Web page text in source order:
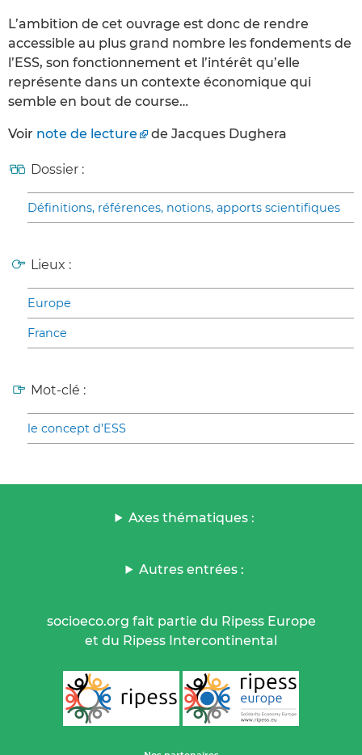
L’ambition de cet ouvrage est donc de rendre
accessible au plus grand nombre les fondements de
l’ESS, son fonctionnement et l’intérêt qu’elle
représente dans un contexte économique qui
semble en bout de course…
Voir note de lecture de Jacques Dughera
Dossier :
Définitions, références, notions, apports scientifiques
Lieux :
Europe
France
Mot-clé :
le concept d’ESS
Axes thématiques :
Autres entrées :
socioeco.org fait partie du Ripess Europe
et du Ripess Intercontinental